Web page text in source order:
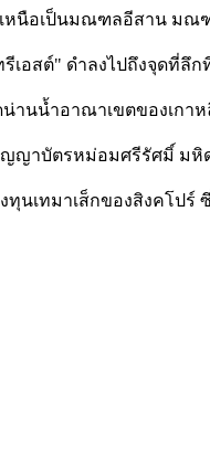
หนือเป็นมณฑลอีสาน ม
เอสต์" ดำลงไปถึงจุดที่
น่านน้ำอาณาเขตของเกา
ญญาบัตรหม่อมศรีรัศมิ์ ม
นเทมาเส็กของสิงคโปร์